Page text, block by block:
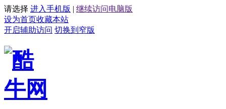
请选择 进入手机版 | 继续访问电脑版
设为首页收藏本站
开启辅助访问 切换到窄版